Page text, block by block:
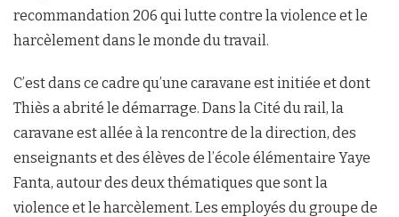
recommandation 206 qui lutte contre la violence et le
harcèlement dans le monde du travail.
C’est dans ce cadre qu’une caravane est initiée et dont
Thiès a abrité le démarrage. Dans la Cité du rail, la
caravane est allée à la rencontre de la direction, des
enseignants et des élèves de l’école élémentaire Yaye
Fanta, autour des deux thématiques que sont la
violence et le harcèlement. Les employés du groupe de